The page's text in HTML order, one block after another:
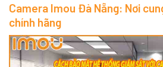
Camera Imou Đà Nẵng: Nơi
chính hãng